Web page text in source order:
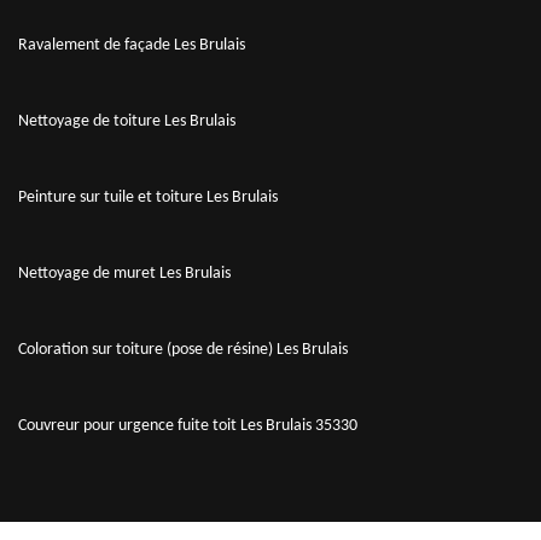
Ravalement de façade Les Brulais
Nettoyage de toiture Les Brulais
Peinture sur tuile et toiture Les Brulais
Nettoyage de muret Les Brulais
Coloration sur toiture (pose de résine) Les Brulais
Couvreur pour urgence fuite toit Les Brulais 35330